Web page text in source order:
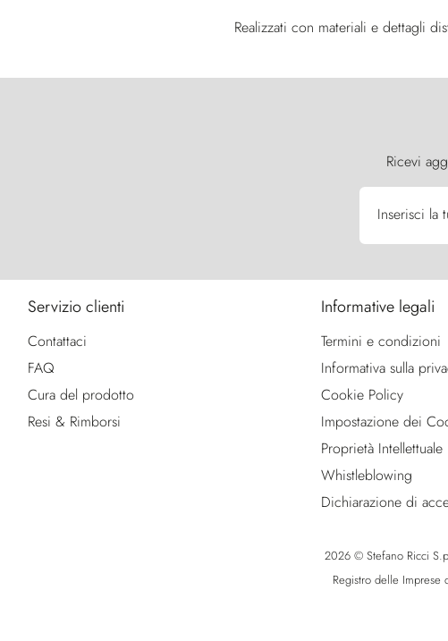
Realizzati con materiali e dettagli
Ricevi
Inserisci la
Servizio clienti
Contattaci
FAQ
Cura del prodotto
Resi & Rimborsi
Informative legali
Termini e condizioni
Informativa sulla
Cookie Policy
Impostazione dei
Proprietà Intellettuale
Whistleblowing
Dichiarazione di
2026 © Stefano Ricci
Registro delle